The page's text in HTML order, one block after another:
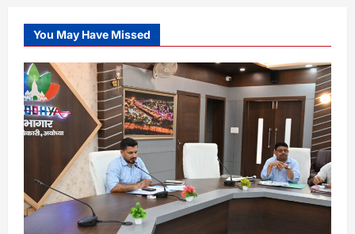
You May Have Missed